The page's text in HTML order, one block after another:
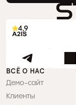
ВСЁ О НАС
Демо-сайт
Клиенты